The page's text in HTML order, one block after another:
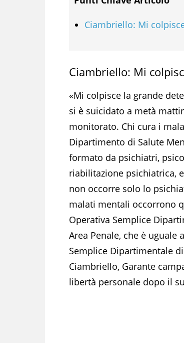
Ciambriello: Mi
Ciambriello: Mi
«Mi colpisce la grande
si è suicidato a metà
monitorato. Chi cura i
Dipartimento di Salute
formato da psichiatri,
riabilitazione psichiatrica,
non occorre solo lo
malati mentali occorrono
Operativa Semplice
Area Penale, che è uguale
Semplice Dipartimentale
Ciambriello, Garante
libertà personale dopo il